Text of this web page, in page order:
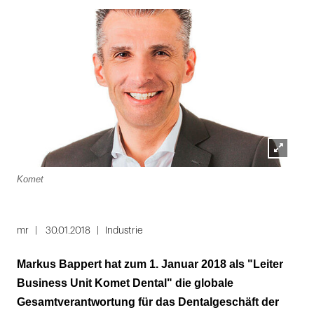
Lightbox
Komet
mr 30.01.2018 Industrie
Markus Bappert hat zum 1. Januar 2018 als "Leiter
Business Unit Komet Dental" die globale
Gesamtverantwortung für das Dentalgeschäft der